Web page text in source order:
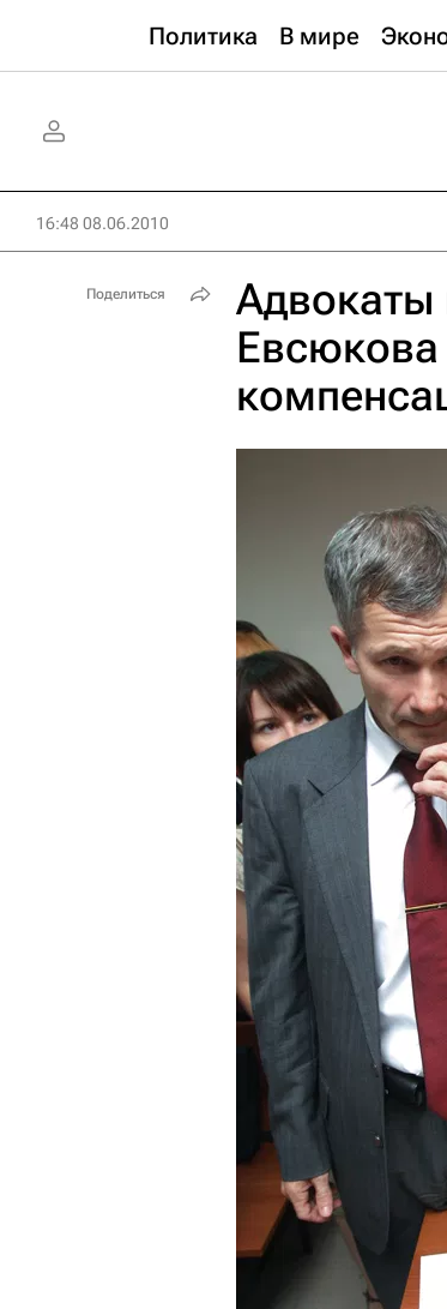
Политика В мире
16:48 08.06.2010
Адвокаты
Евсюкова
Поделиться